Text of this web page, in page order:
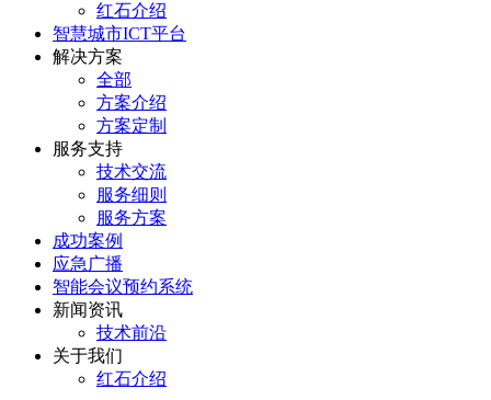
红石介绍
智慧城市ICT平台
解决方案
全部
方案介绍
方案定制
服务支持
技术交流
服务细则
服务方案
成功案例
应急广播
智能会议预约系统
新闻资讯
技术前沿
关于我们
红石介绍